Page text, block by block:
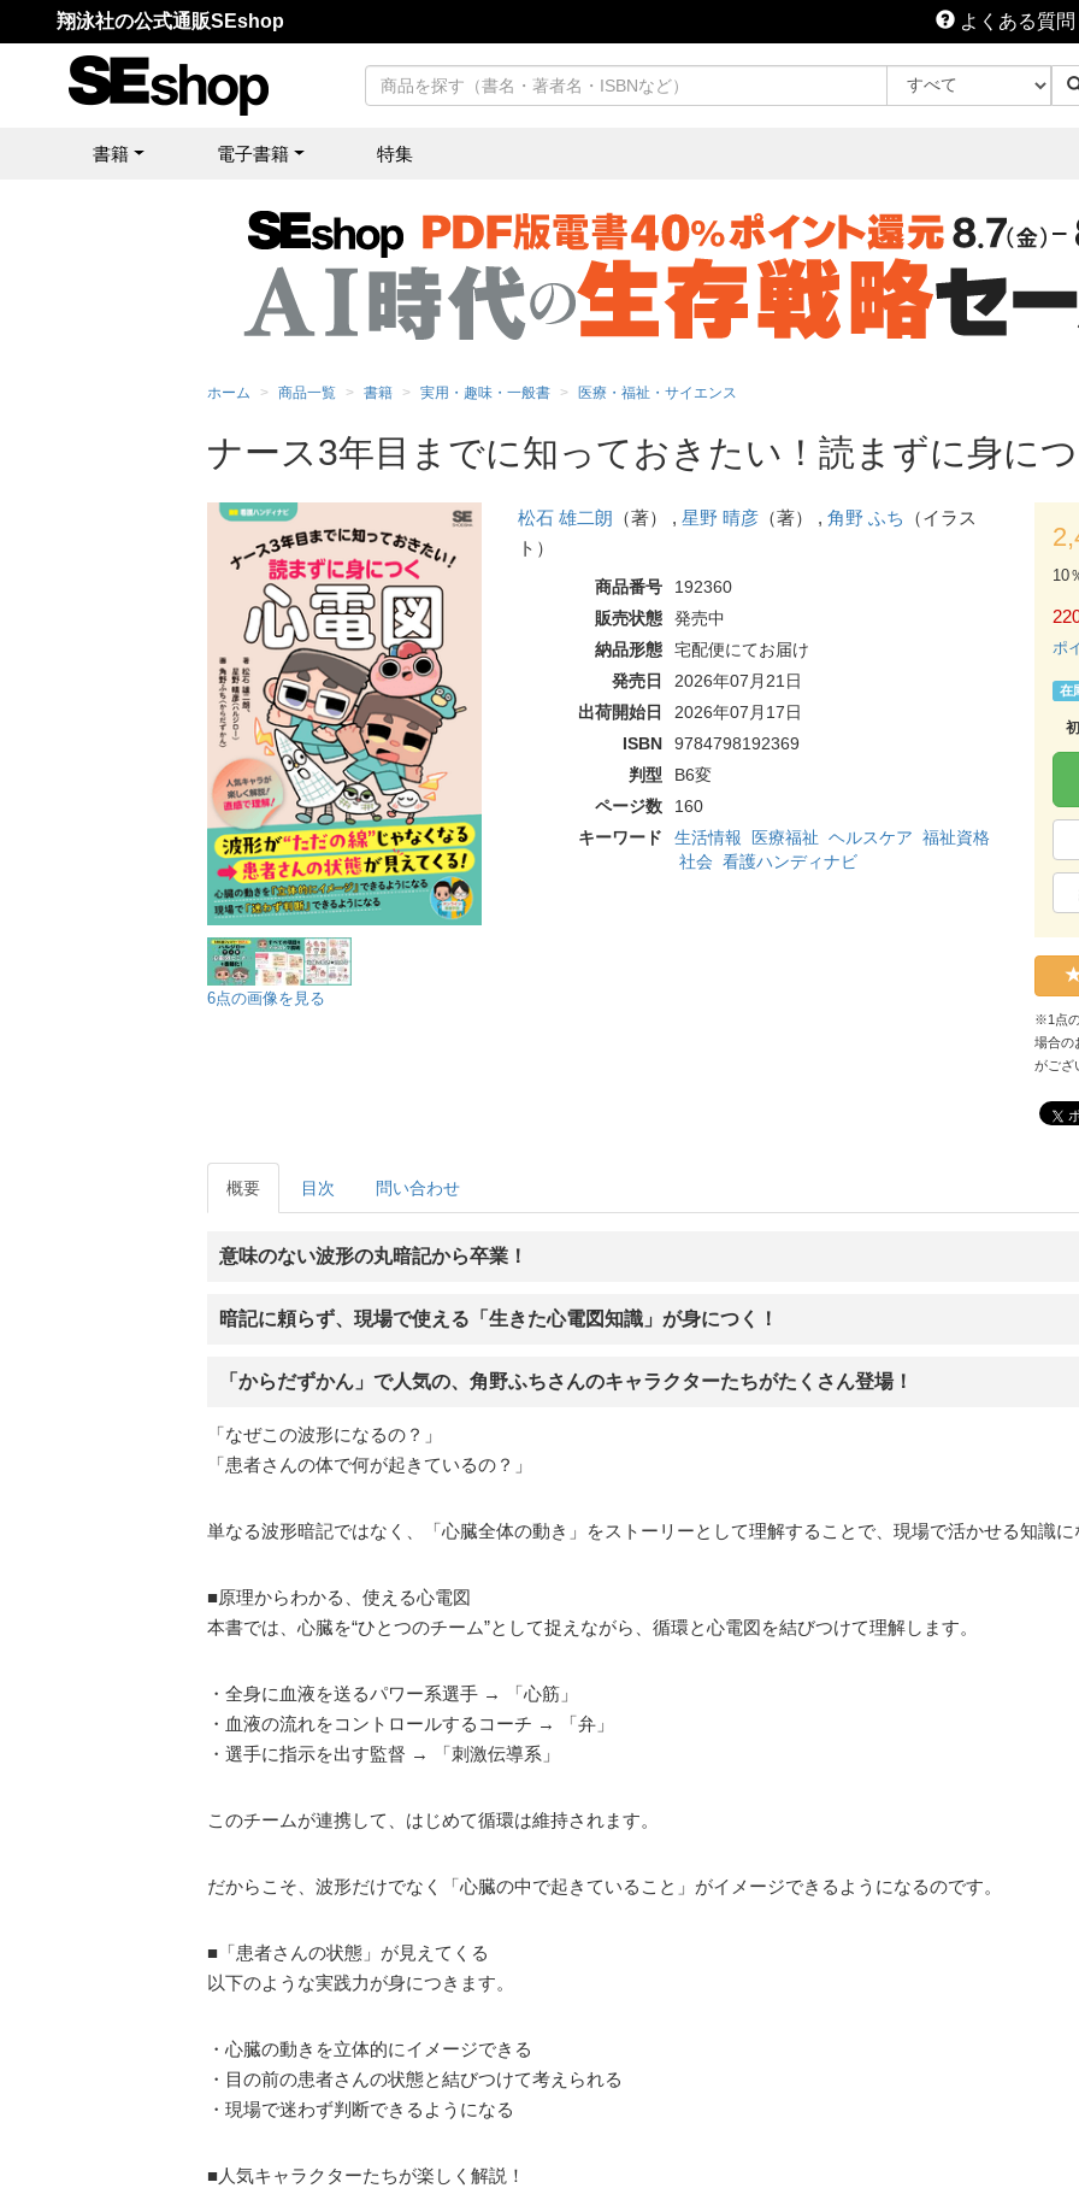
翔泳社の公式通販SEshop よくある質問
書籍 電子書籍 特集
ホーム 商品一覧 書籍 実用・趣味・一般書 医療・福祉・サイエンス
ナース3年目までに知っておきたい！読まずに身に
6点の画像を見る
松石 雄二朗 （著） , 星野 晴彦（著） , 角野 ふち （イラス
ト）
商品番号
192360
販売状態
発売中
納品形態
宅配便にてお届け
発売日
2026年07月21日
出荷開始日
2026年07月17日
ISBN
9784798192369
判型
B6変
ページ数
160
キーワード
生活情報 医療福祉 ヘルスケア 福祉資格
社会 看護ハンディナビ
10
ポ
在
※1点
場合の
がござ
概要 目次 問い合わせ
意味のない波形の丸暗記から卒業！
暗記に頼らず、現場で使える「生きた心電図知識」が身につく！
「からだずかん」で人気の、角野ふちさんのキャラクターたちがたくさん登場！
「なぜこの波形になるの？」
「患者さんの体で何が起きているの？」
単なる波形暗記ではなく、「心臓全体の動き」をストーリーとして理解することで、現場で活かせる知識に
■原理からわかる、使える心電図
本書では、心臓を“ひとつのチーム”として捉えながら、循環と心電図を結びつけて理解します。
・全身に血液を送るパワー系選手 → 「心筋」
・血液の流れをコントロールするコーチ → 「弁」
・選手に指示を出す監督 → 「刺激伝導系」
このチームが連携して、はじめて循環は維持されます。
だからこそ、波形だけでなく「心臓の中で起きていること」がイメージできるようになるのです。
■「患者さんの状態」が見えてくる
以下のような実践力が身につきます。
・心臓の動きを立体的にイメージできる
・目の前の患者さんの状態と結びつけて考えられる
・現場で迷わず判断できるようになる
■人気キャラクターたちが楽しく解説！